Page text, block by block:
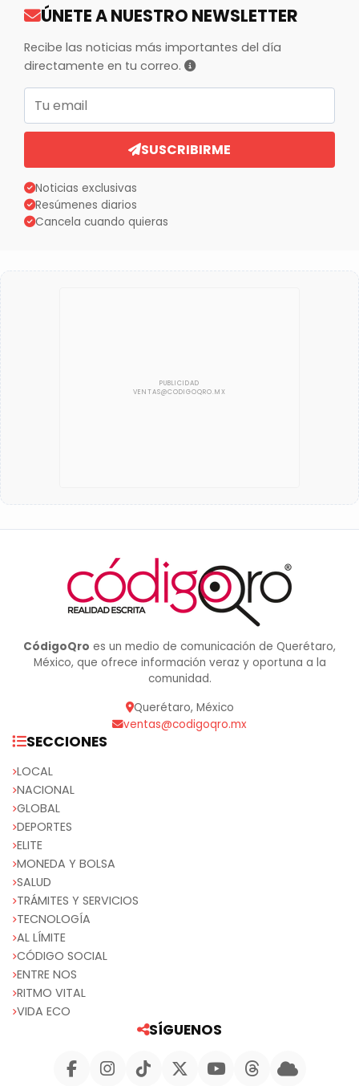
ÚNETE A NUESTRO NEWSLETTER
Recibe las noticias más importantes del día
directamente en tu correo.
Correo electrónico
SUSCRIBIRME
Noticias exclusivas
Resúmenes diarios
Cancela cuando quieras
CódigoQro es un medio de comunicación de Querétaro,
México, que ofrece información veraz y oportuna a la
comunidad.
Querétaro, México
ventas@codigoqro.mx
SECCIONES
LOCAL
NACIONAL
GLOBAL
DEPORTES
ELITE
MONEDA Y BOLSA
SALUD
TRÁMITES Y SERVICIOS
TECNOLOGÍA
AL LÍMITE
CÓDIGO SOCIAL
ENTRE NOS
RITMO VITAL
VIDA ECO
SÍGUENOS